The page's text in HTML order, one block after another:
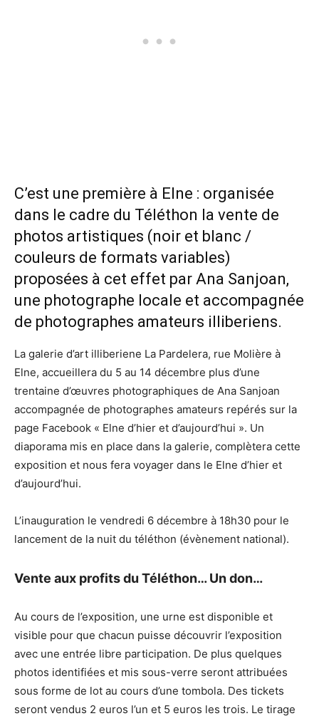
C’est une première à Elne : organisée
dans le cadre du Téléthon la vente de
photos artistiques (noir et blanc /
couleurs de formats variables)
proposées à cet effet par Ana Sanjoan,
une photographe locale et accompagnée
de photographes amateurs illiberiens.
La galerie d’art illiberiene La Pardelera, rue Molière à
Elne, accueillera du 5 au 14 décembre plus d’une
trentaine d’œuvres photographiques de Ana Sanjoan
accompagnée de photographes amateurs repérés sur la
page Facebook « Elne d’hier et d’aujourd’hui ». Un
diaporama mis en place dans la galerie, complètera cette
exposition et nous fera voyager dans le Elne d’hier et
d’aujourd’hui.
L’inauguration le vendredi 6 décembre à 18h30 pour le
lancement de la nuit du téléthon (évènement national).
Vente aux profits du Téléthon… Un don…
Au cours de l’exposition, une urne est disponible et
visible pour que chacun puisse découvrir l’exposition
avec une entrée libre participation. De plus quelques
photos identifiées et mis sous-verre seront attribuées
sous forme de lot au cours d’une tombola. Des tickets
seront vendus 2 euros l’un et 5 euros les trois. Le tirage